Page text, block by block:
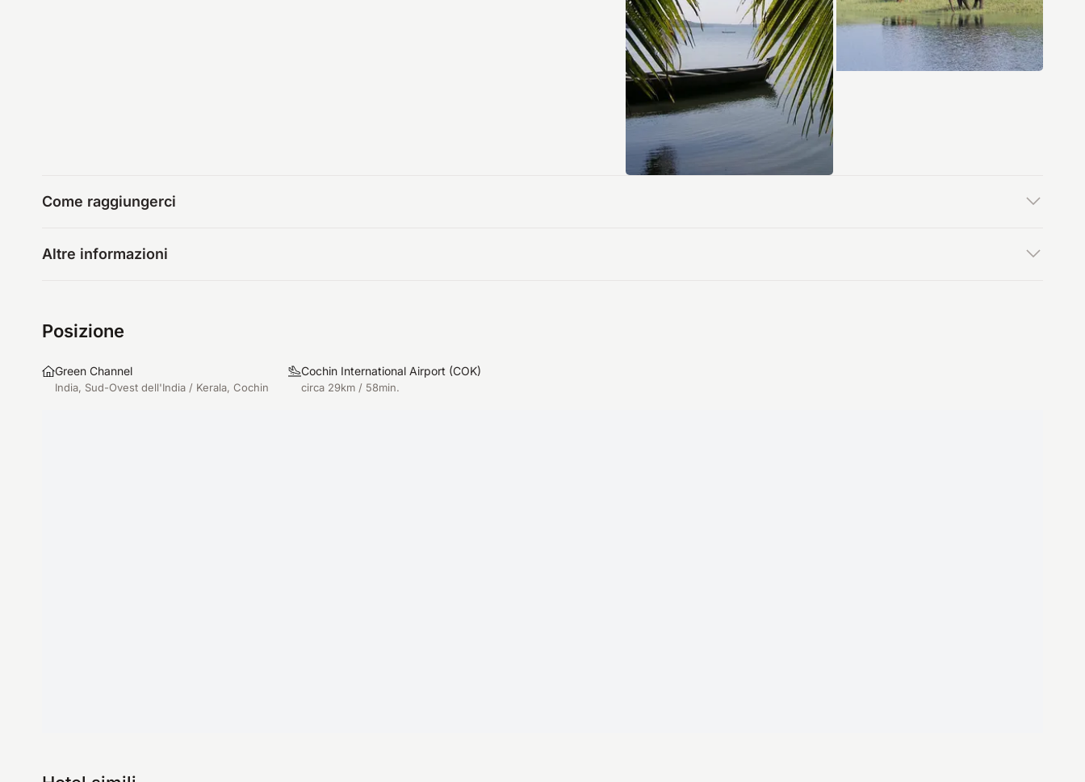
Come raggiungerci
Altre informazioni
Posizione
Green Channel
India, Sud-Ovest dell'India / Kerala, Cochin
Cochin International Airport (COK)
circa 29km / 58min.